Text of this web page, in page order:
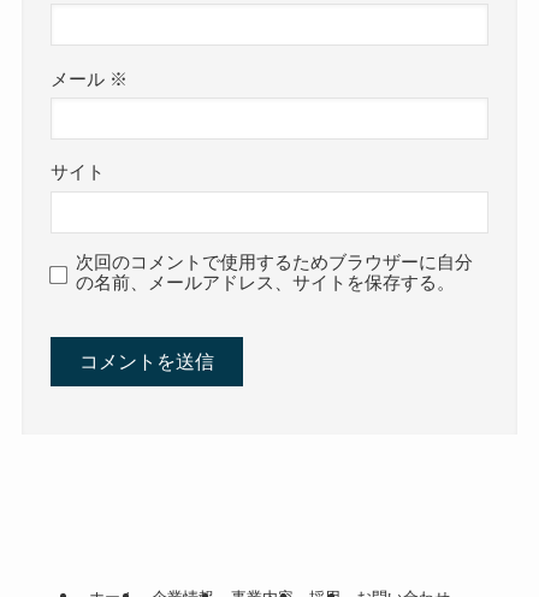
メール ※
サイト
次回のコメントで使用するためブラウザーに自分
の名前、メールアドレス、サイトを保存する。